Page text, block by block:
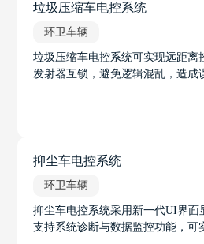
垃圾压缩车电控系统
环卫车辆
垃圾压缩车电控系统可实现远距离
发射器互锁，避免逻辑混乱，造成
抑尘车电控系统
环卫车辆
抑尘车电控系统采用新一代UI界面
支持系统诊断与数据监控功能，可